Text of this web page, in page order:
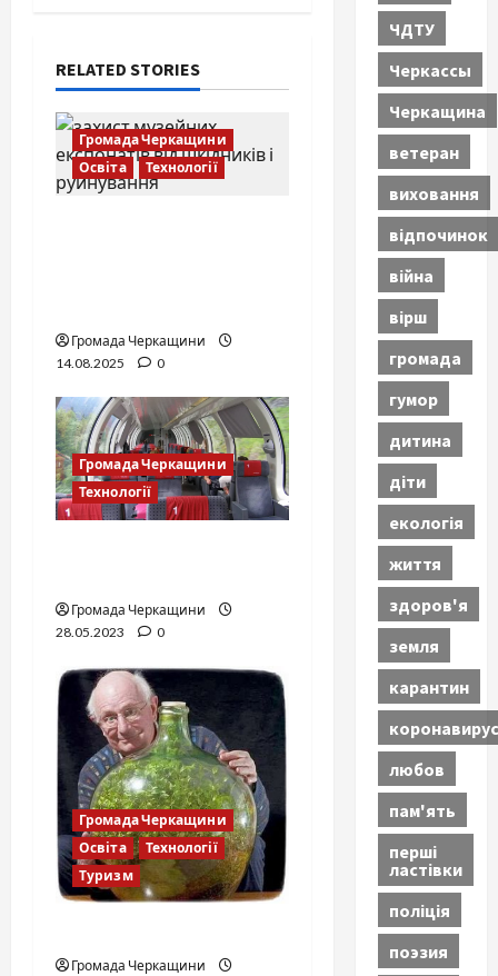
RELATED STORIES
Громада Черкащини
Освіта
Технології
Громада Черкащини
14.08.2025
0
Громада Черкащини
Технології
Громада Черкащини
28.05.2023
0
Громада Черкащини
Освіта
Технології
Туризм
Громада Черкащини
ЧДТУ
Черкассы
Черкащина
ветеран
виховання
відпочинок
війна
вірш
громада
гумор
дитина
діти
екологія
життя
здоров'я
земля
карантин
коронавирус
любов
пам'ять
перші
ластівки
поліція
поэзия